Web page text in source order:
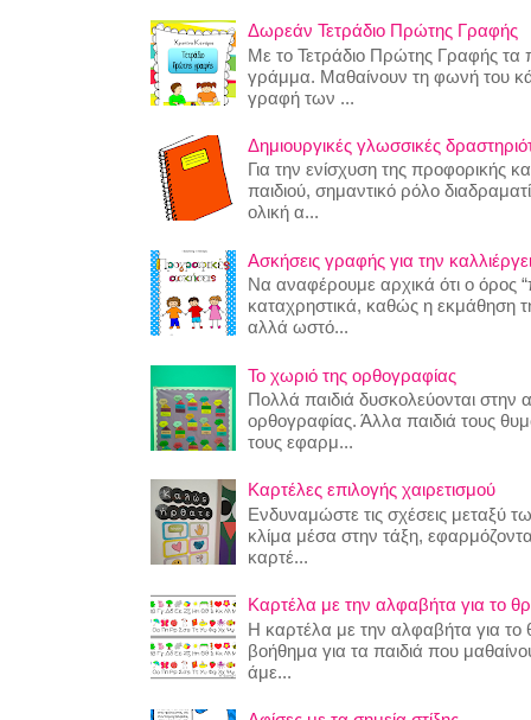
Δωρεάν Τετράδιο Πρώτης Γραφής
Με το Τετράδιο Πρώτης Γραφής τα
γράμμα. Μαθαίνουν τη φωνή του
γραφή των ...
Δημιουργικές γλωσσικές
Για την ενίσχυση της προφορικής
παιδιού, σημαντικό ρόλο
ολική α...
Ασκήσεις γραφής για την
Να αναφέρουμε αρχικά ότι ο όρος
καταχρηστικά, καθώς η εκμάθηση
αλλά ωστό...
Το χωριό της ορθογραφίας
Πολλά παιδιά δυσκολεύονται
ορθογραφίας. Άλλα παιδιά τους
τους εφαρμ...
Καρτέλες επιλογής χαιρετισμού
Ενδυναμώστε τις σχέσεις μεταξύ
κλίμα μέσα στην τάξη,
καρτέ...
Καρτέλα με την αλφαβήτα για το
Η καρτέλα με την αλφαβήτα για το
βοήθημα για τα παιδιά που
άμε...